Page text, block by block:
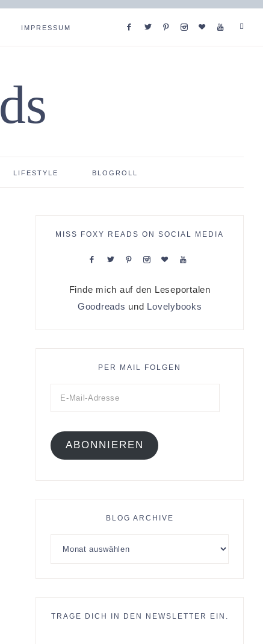
IMPRESSUM
LIFESTYLE BLOGROLL
MISS FOXY READS ON SOCIAL MEDIA
Finde mich auf den Leseportalen
Goodreads und Lovelybooks
PER MAIL FOLGEN
ABONNIEREN
BLOG ARCHIVE
TRAGE DICH IN DEN NEWSLETTER EIN.